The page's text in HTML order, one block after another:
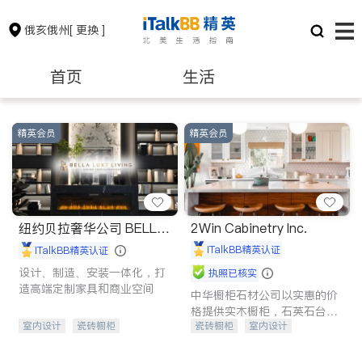
俄亥俄州[ 更换 ]
首页 生活
医生 律师
保险理财 房地产租售
建筑装修 教育
养老 非盈利组织
精英会员
纽约贝拉奢华公司 BELLA
LUXEiTalkBB精英认证
设计、制造、安装一体化，打
造高端定制家具和商业空间
室内设计
瓷砖橱柜
精英会员
2Win Cabinetry Inc.
iTalkBB精英认证
执照已核实
中华橱柜石材公司以实惠的价
格提供实木橱柜，石英石台
面，多种优质不锈钢水槽、水
瓷砖橱柜
室内设计